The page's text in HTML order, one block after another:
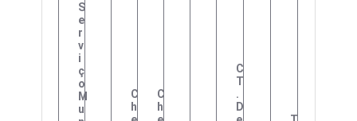
S
E
R
V
I
Ç
O
M
U
C
H
C
H
C
T
.
D